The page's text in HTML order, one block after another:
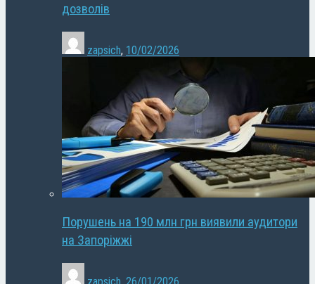
дозволів
zapsich, 10/02/2026
Порушень на 190 млн грн виявили аудитори
на Запоріжжі